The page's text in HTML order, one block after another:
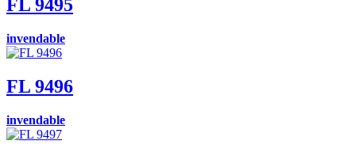
FL 9495
invendable
FL 9496
invendable